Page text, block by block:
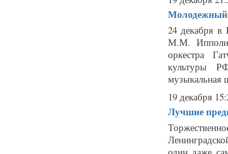
Молодежный
24 декабря
М.М.
оркестра
культуры
19 декабря
Лучшие